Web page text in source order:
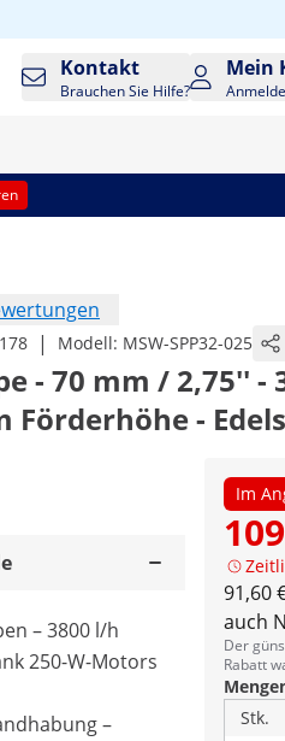
Kontakt
Brauchen Sie Hilfe?
Mein
| Modell: MSW-SPP32-025
- 70 mm / 2,75'' -
Förderhöhe -
Im
91,60
auch
Der
Rabatt
Stk.
– 3800 l/h
250-W-Motors
–